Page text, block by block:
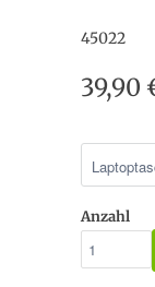
45022
39,90
Anzahl